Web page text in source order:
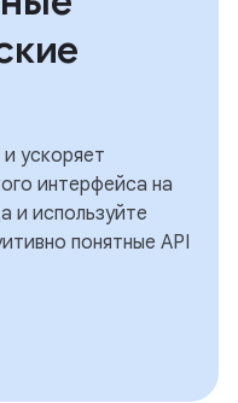
ускоряет
интерфейса на
и используйте
понятные API